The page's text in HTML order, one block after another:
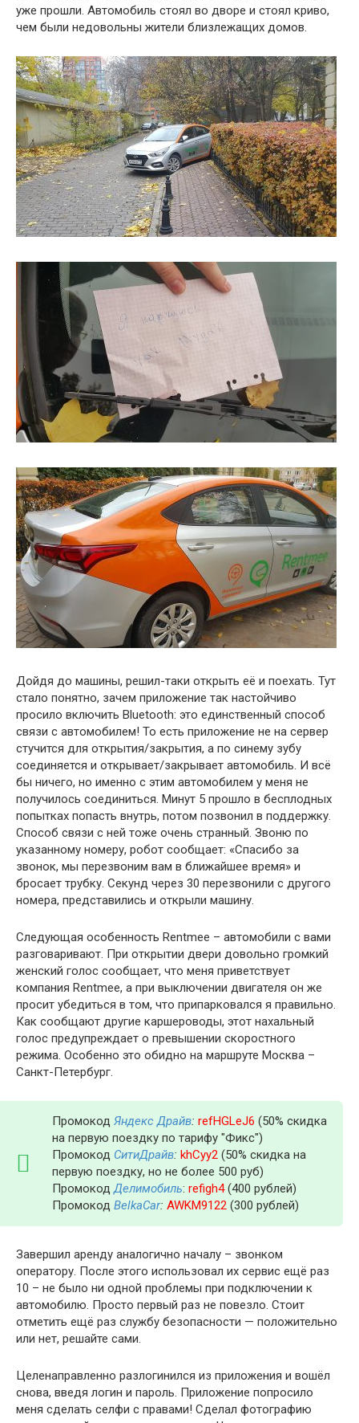
уже прошли. Автомобиль стоял во дворе и стоял криво,
чем были недовольны жители близлежащих домов.
Дойдя до машины, решил-таки открыть её и поехать. Тут
стало понятно, зачем приложение так настойчиво
просило включить Bluetooth: это единственный способ
связи с автомобилем! То есть приложение не на сервер
стучится для открытия/закрытия, а по синему зубу
соединяется и открывает/закрывает автомобиль. И всё
бы ничего, но именно с этим автомобилем у меня не
получилось соединиться. Минут 5 прошло в бесплодных
попытках попасть внутрь, потом позвонил в поддержку.
Способ связи с ней тоже очень странный. Звоню по
указанному номеру, робот сообщает: «Спасибо за
звонок, мы перезвоним вам в ближайшее время» и
бросает трубку. Секунд через 30 перезвонили с другого
номера, представились и открыли машину.
Следующая особенность Rentmee – автомобили с вами
разговаривают. При открытии двери довольно громкий
женский голос сообщает, что меня приветствует
компания Rentmee, а при выключении двигателя он же
просит убедиться в том, что припарковался я правильно.
Как сообщают другие каршероводы, этот нахальный
голос предупреждает о превышении скоростного
режима. Особенно это обидно на маршруте Москва –
Санкт-Петербург.
Промокод Яндекс Драйв: refHGLeJ6 (50% скидка
на первую поездку по тарифу "Фикс")
Промокод СитиДрайв: khCyy2 (50% скидка на
первую поездку, но не более 500 руб)
ПромокодДелимобиль: refigh4(400 рублей)
Промокод BelkaCar: AWKM9122 (300 рублей)
Завершил аренду аналогично началу – звонком
оператору. После этого использовал их сервис ещё раз
10 – не было ни одной проблемы при подключении к
автомобилю. Просто первый раз не повезло. Стоит
отметить ещё раз службу безопасности — положительно
или нет, решайте сами.
Целенаправленно разлогинился из приложения и вошёл
снова, введя логин и пароль. Приложение попросило
меня сделать селфи с правами! Сделал фотографию